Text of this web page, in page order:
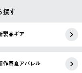
探す
製品ギア
作春夏アパレル